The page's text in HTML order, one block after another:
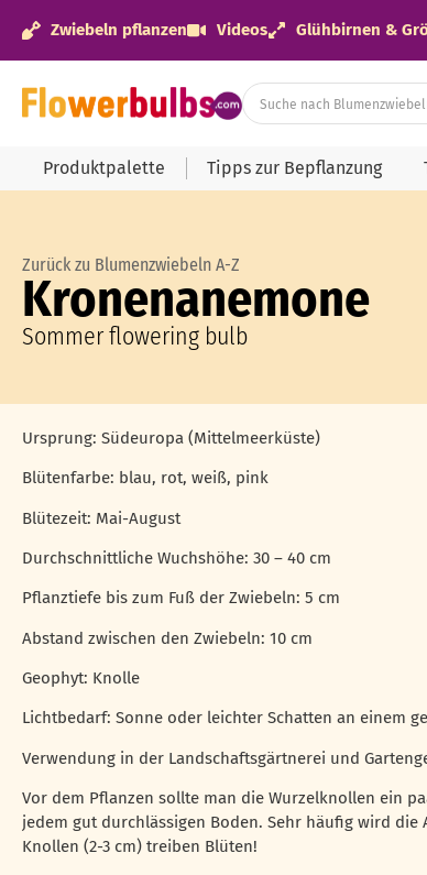
Zwiebeln pflanzen Videos Glühbirnen &
Produktpalette Tipps zur Bepflanzung
Zurück zu Blumenzwiebeln A-Z
Kronenanemone
Sommer flowering bulb
Ursprung: Südeuropa (Mittelmeerküste)
Blütenfarbe: blau, rot, weiß, pink
Blütezeit: Mai-August
Durchschnittliche Wuchshöhe: 30 – 40 cm
Pflanztiefe bis zum Fuß der Zwiebeln: 5 cm
Abstand zwischen den Zwiebeln: 10 cm
Geophyt: Knolle
Lichtbedarf: Sonne oder leichter Schatten an einem
Verwendung in der Landschaftsgärtnerei und
Vor dem Pflanzen sollte man die Wurzelknollen ein
jedem gut durchlässigen Boden. Sehr häufig wird
Knollen (2-3 cm) treiben Blüten!